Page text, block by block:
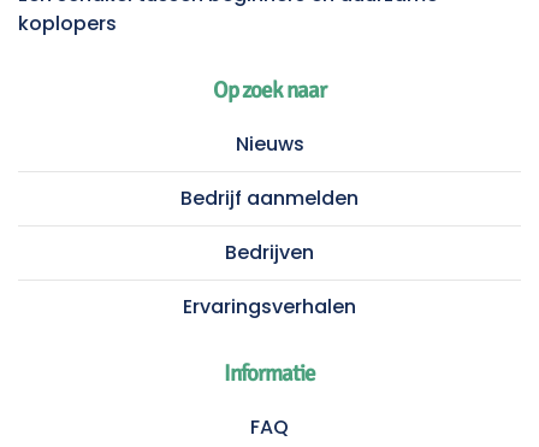
koplopers
Op zoek naar
Nieuws
Bedrijf aanmelden
Bedrijven
Ervaringsverhalen
Informatie
FAQ